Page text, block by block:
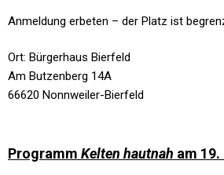
Anmeldung erbeten – der Platz ist
Ort: Bürgerhaus Bierfeld
Am Butzenberg 14A
66620 Nonnweiler-Bierfeld
Programm Kelten hautnah am